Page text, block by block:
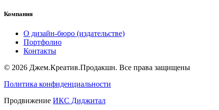
Компания
О дизайн-бюро (издательстве)
Портфолио
Контакты
© 2026 Джем.Креатив.Продакшн. Все права защищены
Политика конфиденциальности
Продвижение ИКС Диджитал